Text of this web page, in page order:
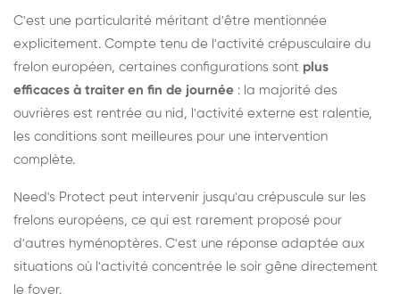
C'est une particularité méritant d'être mentionnée
explicitement. Compte tenu de l'activité crépusculaire du
frelon européen, certaines configurations sont plus
efficaces à traiter en fin de journée : la majorité des
ouvrières est rentrée au nid, l'activité externe est ralentie,
les conditions sont meilleures pour une intervention
complète.
Need's Protect peut intervenir jusqu'au crépuscule sur les
frelons européens, ce qui est rarement proposé pour
d'autres hyménoptères. C'est une réponse adaptée aux
situations où l'activité concentrée le soir gêne directement
le foyer.